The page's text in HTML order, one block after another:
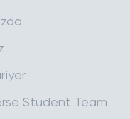
Student Team